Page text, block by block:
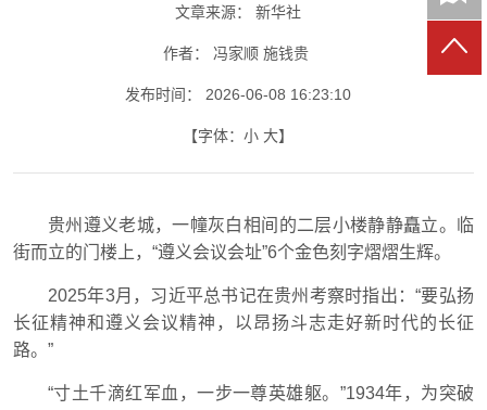
文章来源： 新华社
作者： 冯家顺 施钱贵
发布时间： 2026-06-08 16:23:10
【字体： 小 大】
贵州遵义老城，一幢灰白相间的二层小楼静静矗立。临
街而立的门楼上，“遵义会议会址”6个金色刻字熠熠生辉。
2025年3月，习近平总书记在贵州考察时指出：“要弘扬
长征精神和遵义会议精神，以昂扬斗志走好新时代的长征
路。”
“寸土千滴红军血，一步一尊英雄躯。”1934年，为突破